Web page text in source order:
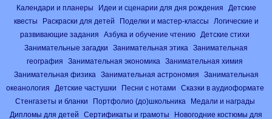
Календари и планеры
Идеи и сценарии для дня рождения
Детские
квесты
Раскраски для детей Поделки и мастер-классы
Логические и
развивающие задания
Азбука и обучение чтению
Детские стихи
Занимательные загадки
Занимательная этика
Занимательная
география
Занимательная экономика
Занимательная химия
Занимательная физика
Занимательная астрономия
Занимательная
океанология
Детские частушки Песни с нотами
Сказки в аудиоформате
Стенгазеты и бланки
Портфолио (до)школьника
Медали и награды
Дипломы для детей
Сертификаты и грамоты
Новогодние костюмы для